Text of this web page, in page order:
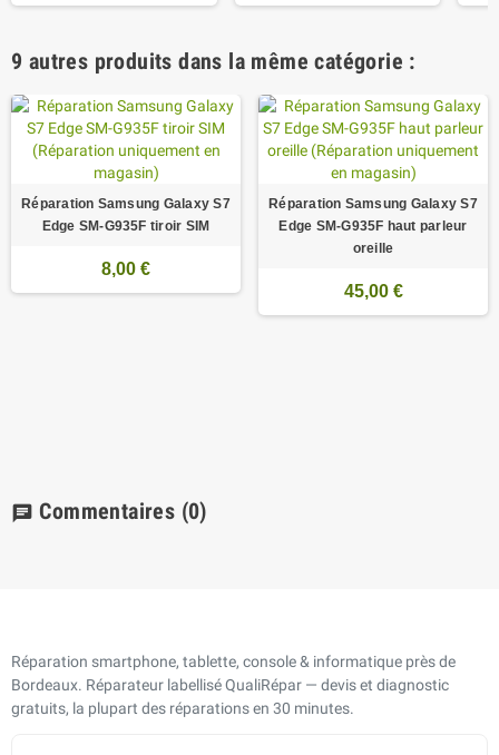
9 autres produits dans la même catégorie :
Réparation Samsung Galaxy S7
Edge SM-G935F tiroir SIM
8,00 €
Réparation Samsung Galaxy S7
Edge SM-G935F haut parleur
oreille
45,00 €
chat Commentaires (0)
Réparation smartphone, tablette, console & informatique près de
Bordeaux. Réparateur labellisé QualiRépar — devis et diagnostic
gratuits, la plupart des réparations en 30 minutes.